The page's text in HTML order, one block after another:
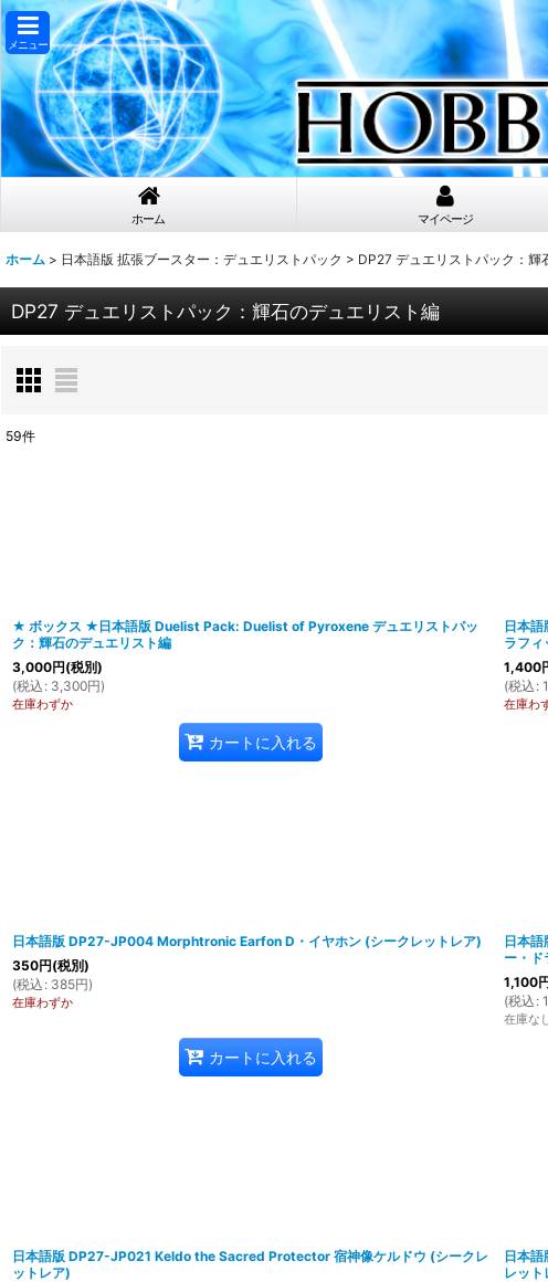
メニュー
ホーム マイページ
ホーム > 日本語版 拡張ブースター：デュエリストパック > DP27 デュエリストパック：輝
DP27 デュエリストパック：輝石のデュエリスト編
59件
★ ボックス ★日本語版 Duelist Pack: Duelist of Pyroxene デュエリストパッ
ク：輝石のデュエリスト編
3,000円(税別)
(税込 : 3,300円)
在庫わずか
カートに入れる
日本
ラフィ
1,400
(税込 :
在庫わ
日本語版 DP27-JP004 Morphtronic Earfon D・イヤホン (シークレットレア)
350円(税別)
(税込 : 385円)
在庫わずか
カートに入れる
日本
ー・ド
1,100
(税込 :
在庫な
日本語版 DP27-JP021 Keldo the Sacred Protector 宿神像ケルドウ (シークレ
ットレア)
日本
レット